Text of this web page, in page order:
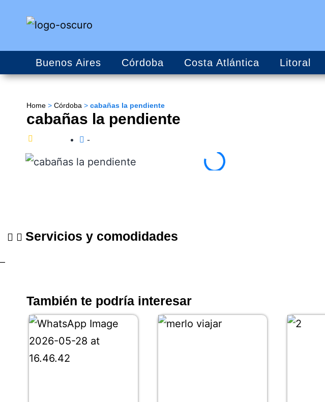
Buenos Aires Córdoba Costa Atlántica Litoral
Home > Córdoba > cabañas la pendiente
cabañas la pendiente
-
Servicios y comodidades
–
También te podría interesar